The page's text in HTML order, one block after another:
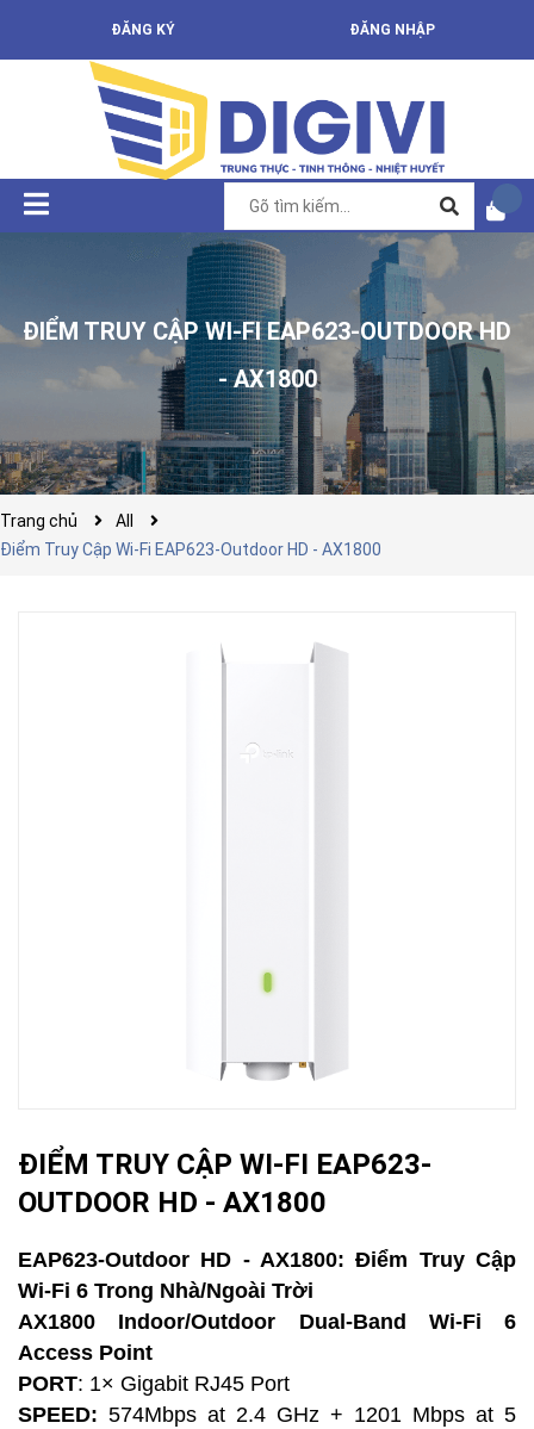
ĐĂNG KÝ ĐĂNG NHẬP
ĐIỂM TRUY CẬP WI-FI EAP623-OUTDOOR HD
- AX1800
Trang chủ
All
Điểm Truy Cập Wi-Fi EAP623-Outdoor HD - AX1800
ĐIỂM TRUY CẬP WI-FI EAP623-
OUTDOOR HD - AX1800
EAP623-Outdoor HD - AX1800: Điểm Truy Cập
Wi-Fi 6 Trong Nhà/Ngoài Trời
AX1800 Indoor/Outdoor Dual-Band Wi-Fi 6
Access Point
PORT: 1× Gigabit RJ45 Port
SPEED: 574Mbps at 2.4 GHz + 1201 Mbps at 5